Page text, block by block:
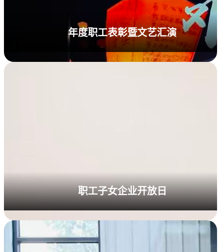
年度职工表彰暨文艺汇演
职工子女企业开放日